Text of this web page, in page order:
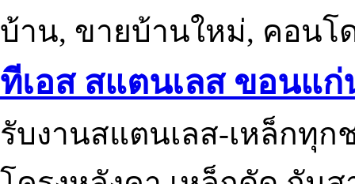
บ้าน, ขายบ้านใหม่, คอนโ
ทีเอส สแตนเลส ขอนแก่
รับงานสแตนเลส-เหล็กทุ